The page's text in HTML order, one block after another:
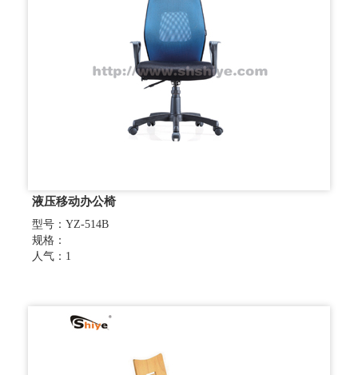
液压移动办公椅
型号：YZ-514B
规格：
人气：1